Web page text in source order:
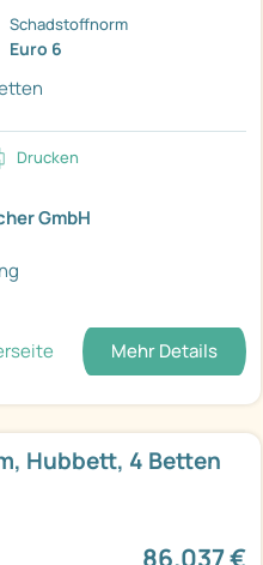
Schadstoffnorm
Euro 6
Drucken
GmbH
Mehr Details
Hubbett, 4 Betten
86.037 €